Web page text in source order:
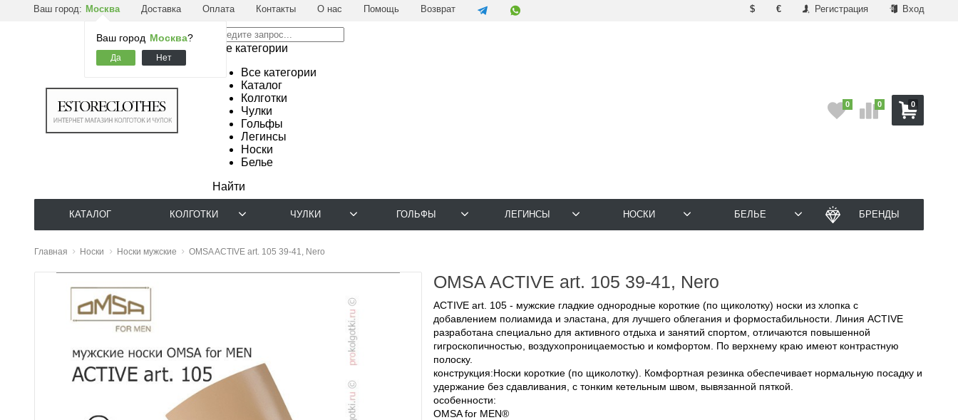
Ваш город: Москва
Ваш город Москва?
Доставка Оплата Контакты О нас Помощь Возврат $ € Регистрация Вход
Все категории
Все категории
Каталог
Колготки
Чулки
Гольфы
Легинсы
Носки
Белье
Найти
0
0 0
КАТАЛОГ КОЛГОТКИ ЧУЛКИ ГОЛЬФЫ ЛЕГИНСЫ НОСКИ БЕЛЬЕ БРЕНДЫ
Главная Носки Носки мужские OMSA ACTIVE art. 105 39-41, Nero
OMSA ACTIVE art. 105 39-41, Nero
ACTIVE art. 105 - мужские гладкие однородные короткие (по щиколотку) носки из хлопка с
добавлением полиамида и эластана, для лучшего облегания и формостабильности. Линия ACTIVE
разработана специально для активного отдыха и занятий спортом, отличаются повышенной
гигроскопичностью, воздухопроницаемостью и комфортом. По верхнему краю имеют контрастную
полоску.
конструкция:Носки короткие (по щиколотку). Комфортная резинка обеспечивает нормальную посадку и
удержание без сдавливания, с тонким кетельным швом, вывязанной пяткой.
особенности:
OMSA for MEN®